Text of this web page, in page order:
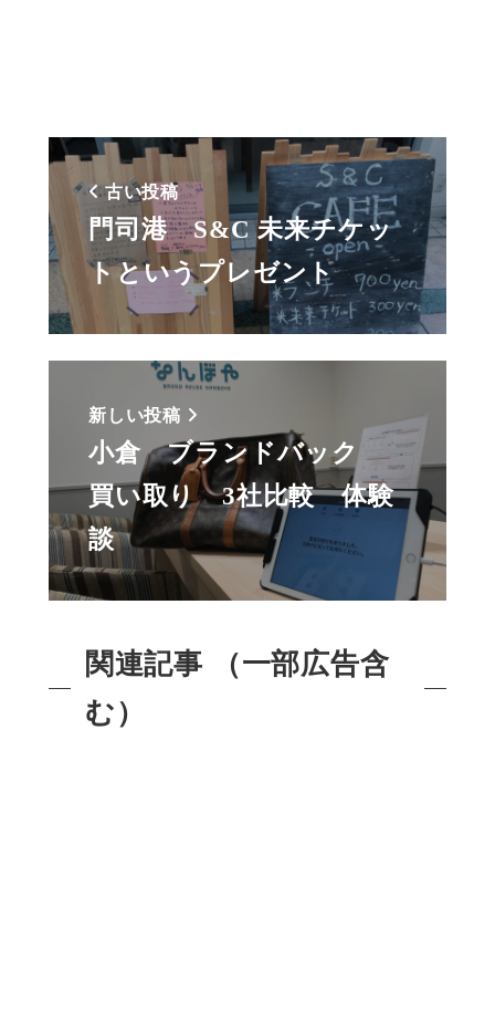
古い投稿
門司港 S&C 未来チケッ
トというプレゼント
新しい投稿
小倉 ブランドバック
買い取り 3社比較 体験
談
関連記事 （一部広告含
む）